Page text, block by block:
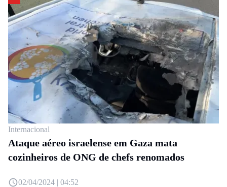
Internacional
Ataque aéreo israelense em Gaza mata
cozinheiros de ONG de chefs renomados
02/04/2024 | 04:52